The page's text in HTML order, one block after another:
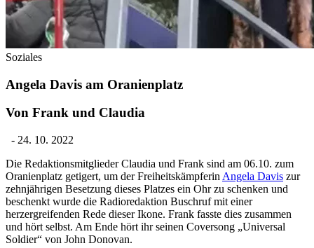
Soziales
Angela Davis am Oranienplatz
Von Frank und Claudia
- 24. 10. 2022
Die Redaktionsmitglieder Claudia und Frank sind am 06.10. zum
Oranienplatz getigert, um der Freiheitskämpferin Angela Davis zur
zehnjährigen Besetzung dieses Platzes ein Ohr zu schenken und
beschenkt wurde die Radioredaktion Buschruf mit einer
herzergreifenden Rede dieser Ikone. Frank fasste dies zusammen
und hört selbst. Am Ende hört ihr seinen Coversong „Universal
Soldier“ von John Donovan.